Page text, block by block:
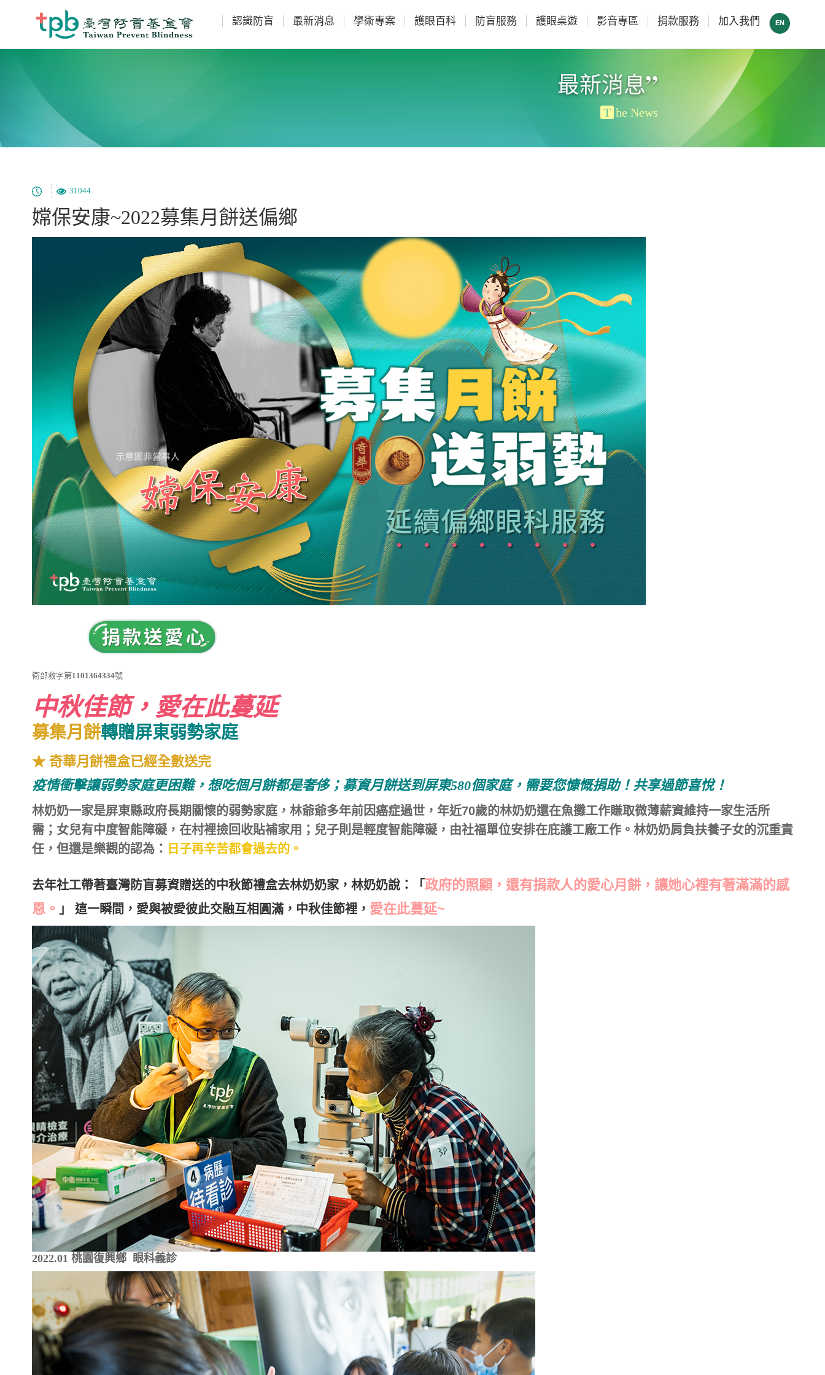
認識防盲 最新消息 學術專案 護眼百科 防盲服務 護眼桌遊 影音專區 捐款服務 加入我們 EN
最新消息”
T he News
31044
嫦保安康~2022募集月餅送偏鄉
衛部救字第1101364334號
中秋佳節，愛在此蔓延
募集月餅轉贈屏東弱勢家庭
★ 奇華月餅禮盒已經全數送完
疫情衝擊讓弱勢家庭更困難，想吃個月餅都是奢侈；募資月餅送到屏東580個家庭，需要您慷慨捐助！共享過節喜悅！
林奶奶一家是屏東縣政府長期關懷的弱勢家庭，林爺爺多年前因癌症過世，年近70歲的林奶奶還在魚攤工作賺取微薄薪資維持一家生活所
需；女兒有中度智能障礙，在村裡撿回收貼補家用；兒子則是輕度智能障礙，由社福單位安排在庇護工廠工作。林奶奶肩負扶養子女的沉重責
任，但還是樂觀的認為： 日子再辛苦都會過去的。
去年社工帶著臺灣防盲募資贈送的中秋節禮盒去林奶奶家，林奶奶說：「政府的照顧，還有捐款人的愛心月餅，讓她心裡有著滿滿的感
恩。 」 這一瞬間，愛與被愛彼此交融互相圓滿，中秋佳節裡， 愛在此蔓延~
2022.01 桃園復興鄉 眼科義診